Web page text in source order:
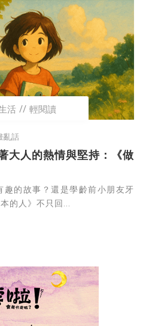
活 輕閱讀
亂話
大人的熱情與堅持：《做
的故事？還是學齡前小朋友牙
的人》不只回...